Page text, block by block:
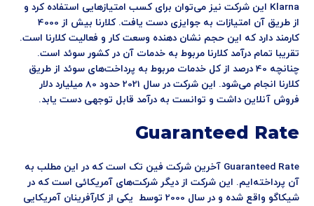
Klarna این شرکت نیز می‌توان برای کسب امتیازهایی استفاده کرد و
از طریق آن امتیازات به جوایزی دست یافت. کلارنا بیش از 4000
کارمند دارد که این حجم نشان دهنده وسعت کار و فعالیت کلارنا است.
تقریبا تمام درآمد کلارنا مربوط به خدمات آن در کشور سوئد است.
چنانچه 40 درصد از کل خدمات مربوط به پرداخت‌های سوئد از طریق
کلارنا انجام می‌شود. این شرکت در سال 2021 حدود 80 میلیارد دلار
فروش آنلاین داشت و توانست به درآمد قابل توجهی دست یابد.
Guaranteed Rate
Guaranteed Rate آخرین شرکت فین تک است که در این مطلب به
آن پرداخته‌ایم. این شرکت از دیگر شرکت‌های آمریکائی است که در
شیکاگو واقع شده و در سال 2000 توسط یکی از کارآفرینان آمریکایی